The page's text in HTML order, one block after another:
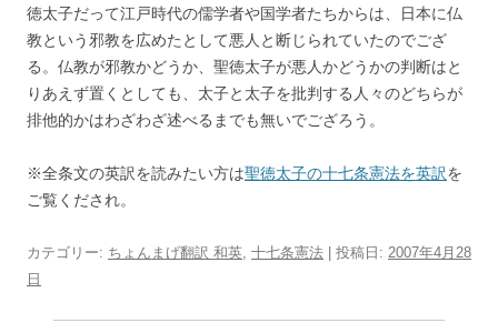
徳太子だって江戸時代の儒学者や国学者たちからは、日本に仏
教という邪教を広めたとして悪人と断じられていたのでござ
る。仏教が邪教かどうか、聖徳太子が悪人かどうかの判断はと
りあえず置くとしても、太子と太子を批判する人々のどちらが
排他的かはわざわざ述べるまでも無いでござろう。
※全条文の英訳を読みたい方は聖徳太子の十七条憲法を英訳を
ご覧くだされ。
カテゴリー: ちょんまげ翻訳 和英, 十七条憲法 | 投稿日: 2007年4月28
日